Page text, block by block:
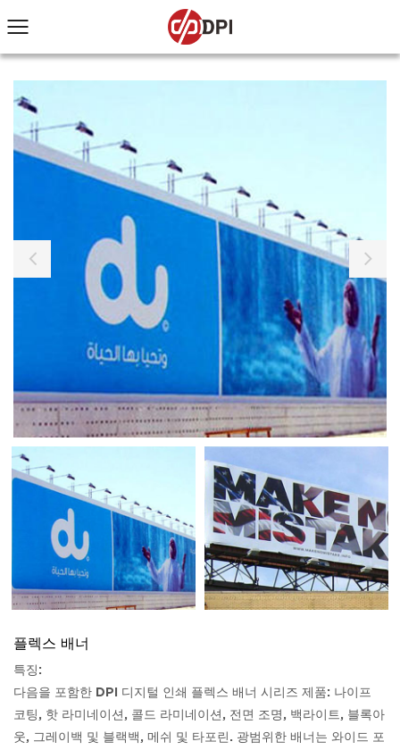
플렉스 배너
특징:
다음을 포함한 DPI 디지털 인쇄 플렉스 배너 시리즈 제품: 나이프
코팅, 핫 라미네이션, 콜드 라미네이션, 전면 조명, 백라이트, 블록아
웃, 그레이백 및 블랙백, 메쉬 및 타포린. 광범위한 배너는 와이드 포